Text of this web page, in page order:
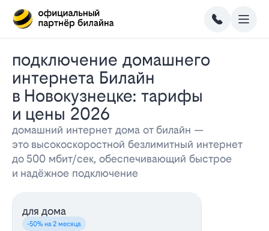
Подключение домашнего
интернета Билайн
в Новокузнецке: тарифы
и цены 2026
домашний интернет дома от билайн —
это высокоскоростной безлимитный интернет
до 500 мбит/сек, обеспечивающий быстрое
и надёжное подключение
для дома
-50% на 2 месяца